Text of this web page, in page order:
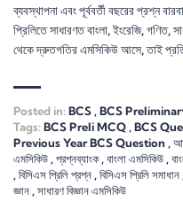
ব্যবস্থাপনা এবং পূর্ববর্তী বছরের প্রশ্ন
প্রিলিতে সাধারণত বাংলা, ইংরেজি, গণিত,
থেকে দ্রুতগতির এমসিকিউ আসে, তাই
Posted in:BCS , BCS
Tags:BCS Preli MCQ , BCS
Previous Year BCS Question ,
এমসিকিউ , প্রশ্নব্যাংক, বাংলা এমসিকিউ ,
, বিসিএস প্রিলি প্রশ্ন , বিসিএস প্রিলি সমাধান
জ্ঞান , সাধারণ বিজ্ঞান এমসিকিউ